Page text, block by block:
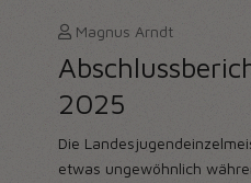
Magnus Arndt
2025
Die
etwas ungewöhnlich